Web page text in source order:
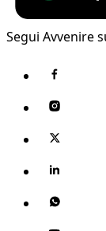
Segui Avvenire